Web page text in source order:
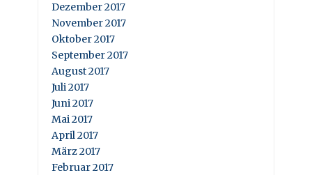
Dezember 2017
November 2017
Oktober 2017
September 2017
August 2017
Juli 2017
Juni 2017
Mai 2017
April 2017
März 2017
Februar 2017